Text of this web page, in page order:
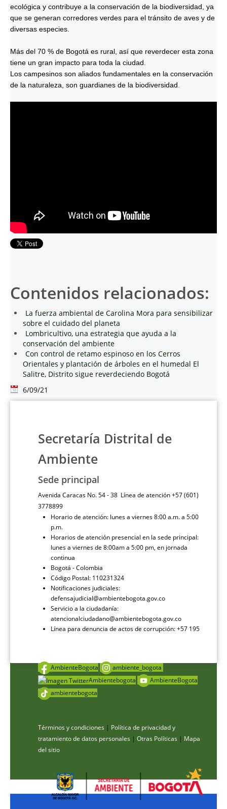
ecológica y contribuye a la conservación de la biodiversidad, ya
que se generan corredores verdes para el tránsito de aves y de
diversas especies.
Más del 70 % de Bogotá es rural, así que reverdecer esta zona
tiene un gran impacto para toda la ciudad.
Los campesinos son aliados fundamentales en la conservación
de la naturaleza, son guardianes de la biodiversidad
Contenidos relacionados:
La fuerza ambiental de Carolina Mora para sensibilizar
sobre el cuidado del planeta
Lombricultivo, una estrategia que ayuda a la
conservación del ambiente
Con control de retamo espinoso en los Cerros
Orientales y plantación de árboles en el humedal El
Salitre, Distrito sigue reverdeciendo Bogotá
6/09/21
Secretaría Distrital de
Ambiente
Sede principal
Avenida Caracas No. 54 - 38 Línea de atención +57 (601)
3778899
Horario de atención: lunes a viernes 8:00 a.m. a 5:00
p.m.
Horarios de atención presencial en la sede principal:
lunes a viernes de 8:00am a 5:00 pm, en jornada
continua
Bogotá - Colombia
Código Postal: 110231324
Notificaciones judiciales:
defensajudicial@ambientebogota.gov.co
Servicio a la ciudadanía:
atencionalciudadano@ambientebogota.gov.co
Línea para denuncia de actos de corrupción: +57 195
AmbienteBogota
ambiente_bogota
Ambientebogota
AmbienteBogota
ambientebogota
Términos y condiciones | Política de privacidad y
tratamiento de datos personales | Otras Políticas | Mapa
del sitio